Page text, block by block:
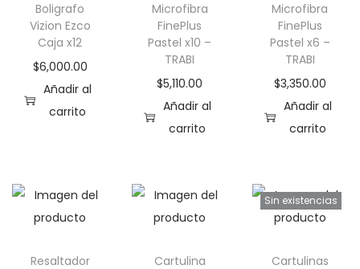
a
c
i
ó
n
i
d
o
Boligrafo
Vizion Ezco
Caja x12
$6,000.00
Añadir al
carrito
Microfibra
FinePlus
Pastel x10 –
TRABI
$5,110.00
Añadir al
carrito
Microfibra
FinePlus
Pastel x6 –
TRABI
$3,350.00
Añadir al
carrito
Resaltador
Cartulina
Sin existencias
Cartulinas